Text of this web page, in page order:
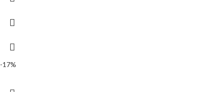
-17%